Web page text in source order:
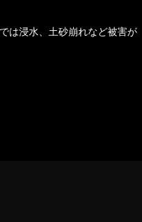
は浸水、土砂崩れなど被害が